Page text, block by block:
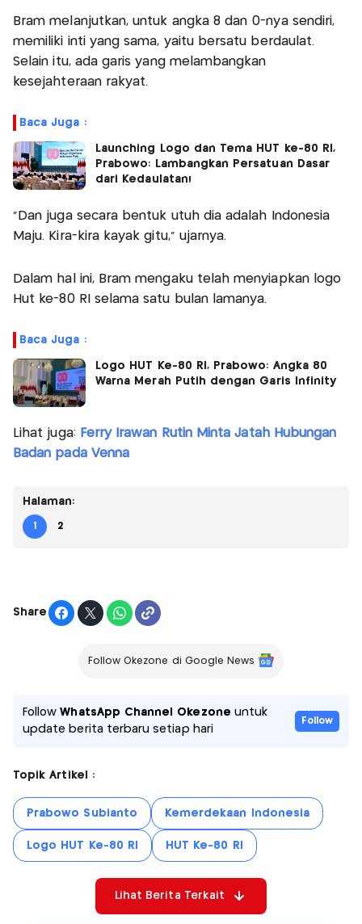
Bram melanjutkan, untuk angka 8 dan 0-nya sendiri,
memiliki inti yang sama, yaitu bersatu berdaulat.
Selain itu, ada garis yang melambangkan
kesejahteraan rakyat.
Baca Juga :
Launching Logo dan Tema HUT ke-80 RI,
Prabowo: Lambangkan Persatuan Dasar
dari Kedaulatan!
"Dan juga secara bentuk utuh dia adalah Indonesia
Maju. Kira-kira kayak gitu," ujarnya.
Dalam hal ini, Bram mengaku telah menyiapkan logo
Hut ke-80 RI selama satu bulan lamanya.
Baca Juga :
Logo HUT Ke-80 RI, Prabowo: Angka 80
Warna Merah Putih dengan Garis Infinity
Lihat juga: Ferry Irawan Rutin Minta Jatah Hubungan
Badan pada Venna
Halaman:
1 2
Share
Follow Okezone di Google News
FollowWhatsApp Channel Okezone untuk
update berita terbaru setiap hari
Follow
Topik Artikel :
Prabowo Subianto Kemerdekaan Indonesia
Logo HUT Ke-80 RI HUT Ke-80 RI
Lihat Berita Terkait